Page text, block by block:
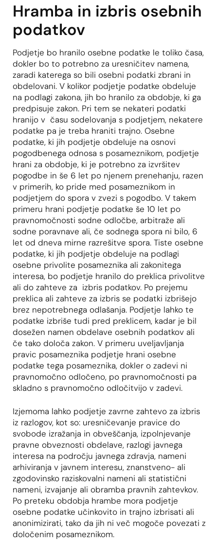
Hramba in izbris osebnih
podatkov
Podjetje bo hranilo osebne podatke le toliko časa,
dokler bo to potrebno za uresničitev namena,
zaradi katerega so bili osebni podatki zbrani in
obdelovani. V kolikor podjetje podatke obdeluje
na podlagi zakona, jih bo hranilo za obdobje, ki ga
predpisuje zakon. Pri tem se nekateri podatki
hranijo v času sodelovanja s podjetjem, nekatere
podatke pa je treba hraniti trajno. Osebne
podatke, ki jih podjetje obdeluje na osnovi
pogodbenega odnosa s posameznikom, podjetje
hrani za obdobje, ki je potrebno za izvršitev
pogodbe in še 6 let po njenem prenehanju, razen
v primerih, ko pride med posameznikom in
podjetjem do spora v zvezi s pogodbo. V takem
primeru hrani podjetje podatke še 10 let po
pravnomočnosti sodne odločbe, arbitraže ali
sodne poravnave ali, če sodnega spora ni bilo, 6
let od dneva mirne razrešitve spora. Tiste osebne
podatke, ki jih podjetje obdeluje na podlagi
osebne privolite posameznika ali zakonitega
interesa, bo podjetje hranilo do preklica privolitve
ali do zahteve za izbris podatkov. Po prejemu
preklica ali zahteve za izbris se podatki izbrišejo
brez nepotrebnega odlašanja. Podjetje lahko te
podatke izbriše tudi pred preklicem, kadar je bil
dosežen namen obdelave osebnih podatkov ali
če tako določa zakon. V primeru uveljavljanja
pravic posameznika podjetje hrani osebne
podatke tega posameznika, dokler o zadevi ni
pravnomočno odločeno, po pravnomočnosti pa
skladno s pravnomočno odločitvijo v zadevi.
Izjemoma lahko podjetje zavrne zahtevo za izbris
iz razlogov, kot so: uresničevanje pravice do
svobode izražanja in obveščanja, izpolnjevanje
pravne obveznosti obdelave, razlogi javnega
interesa na področju javnega zdravja, nameni
arhiviranja v javnem interesu, znanstveno- ali
zgodovinsko raziskovalni nameni ali statistični
nameni, izvajanje ali obramba pravnih zahtevkov.
Po preteku obdobja hrambe mora podjetje
osebne podatke učinkovito in trajno izbrisati ali
anonimizirati, tako da jih ni več mogoče povezati z
določenim posameznikom.